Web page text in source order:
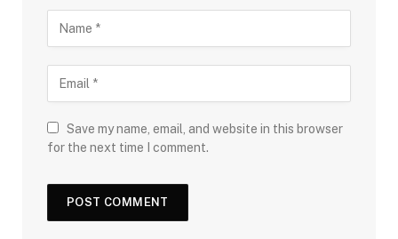
Save my name, email, and website in this browser
for the next time I comment.